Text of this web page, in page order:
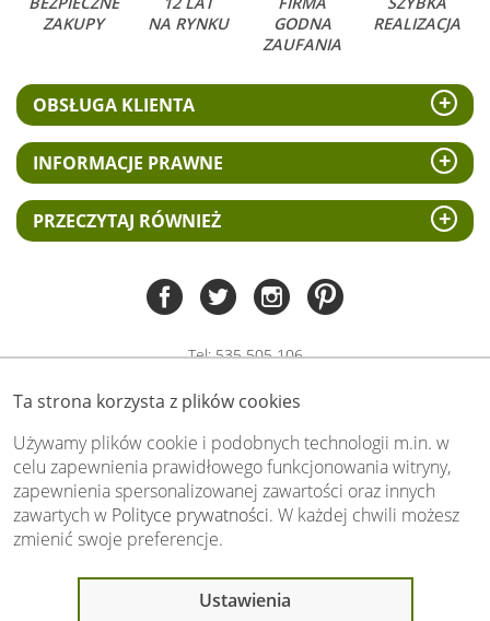
Ta strona korzysta z plików cookies
Używamy plików cookie i podobnych technologii m.in. w
celu zapewnienia prawidłowego funkcjonowania witryny,
zapewnienia spersonalizowanej zawartości oraz innych
zawartych w Polityce prywatności. W każdej chwili możesz
zmienić swoje preferencje.
Ustawienia
ZAKUPY
NA RYNKU
GODNA
ZAUFANIA
REALIZACJA
OBSŁUGA KLIENTA
INFORMACJE PRAWNE
PRZECZYTAJ RÓWNIEŻ
Tel:535 505 106
biuro@swiat-obrazow.pl
Copyright by swiat-obrazow.pl 2026,
Wszelkie prawa zastrzeżone
Stronę oceniło już13706osób.
Otrzymaliśmy4.89pkt. na 5możliwych.
Oceń nas również Ty:
Ostatnio 14 osób